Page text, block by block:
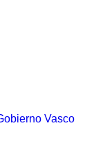
Vasco